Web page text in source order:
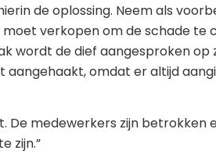
de oplossing. Neem als
verkopen om de schade te
wordt de dief aangesproken op
omdat er altijd
medewerkers zijn betrokken
zijn.”